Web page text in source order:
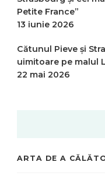
Petite France”
13 iunie 2026
Cătunul Pieve și
uimitoare pe malul
22 mai 2026
ARTA DE A